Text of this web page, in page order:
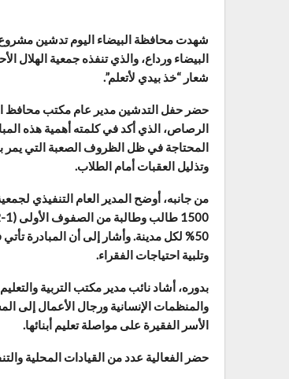
شهدت محافظة البيضاء اليوم تدشين مشروع
شعار “خذ بيدي لأتعلم”.
حضر حفل التدشين مدير عام مكتب محافظ
الرصاص، الذي أكد في كلمته أهمية هذه
المحتاجة في ظل الظروف الصعبة التي يمر
وتذليل العقبات أمام الطلاب.
من جانبه، أوضح المدير العام التنفيذي
50% لكل مدينة. وأشار إلى أن المبادرة
وتلبية احتياجات الفقراء.
بدوره، أشاد نائب مدير مكتب التربية
والمنظمات الإنسانية ورجال الأعمال
الأسر الفقيرة على مواصلة تعليم أبنائها.
حضر الفعالية عدد من القيادات المحلية